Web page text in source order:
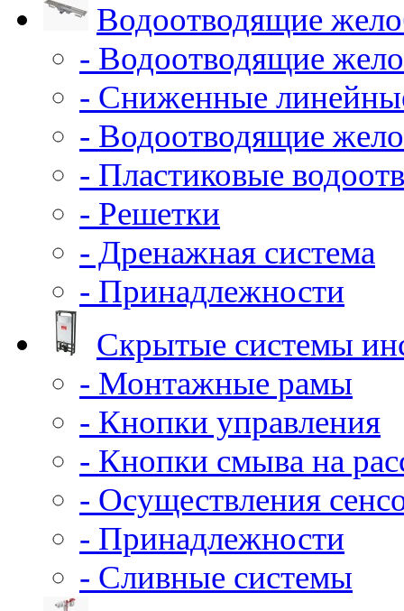
Водоотводящие
- Водоотводящие
- Сниженные
- Водоотводящие
- Пластиковые
- Решетки
- Дренажная система
- Принадлежности
Скрытые системы
- Монтажные рамы
- Кнопки управления
- Кнопки смыва на
- Осуществления
- Принадлежности
- Сливные системы